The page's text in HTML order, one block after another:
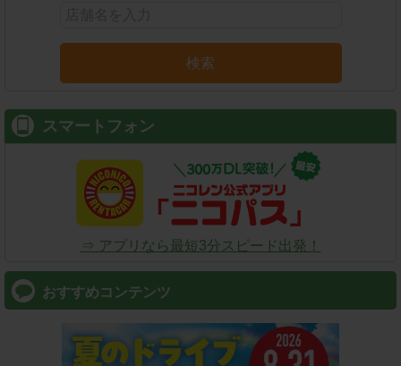
検索
スマートフォン
⇒ アプリなら最短3分スピード出発！
おすすめコンテンツ